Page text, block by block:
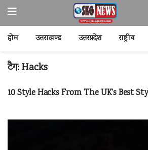
होम उत्तराखण्ड उत्तरप्रदेश राष्ट्रीय
टैग:Hacks
10 Style Hacks From The UK’s Best